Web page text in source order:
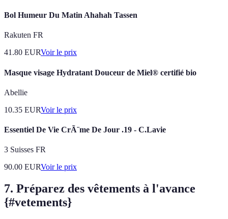
Bol Humeur Du Matin Ahahah Tassen
Rakuten FR
41.80 EURVoir le prix
Masque visage Hydratant Douceur de Miel® certifié bio
Abellie
10.35 EURVoir le prix
Essentiel De Vie CrÃ¨me De Jour .19 - C.Lavie
3 Suisses FR
90.00 EURVoir le prix
7. Préparez des vêtements à l'avance
{#vetements}